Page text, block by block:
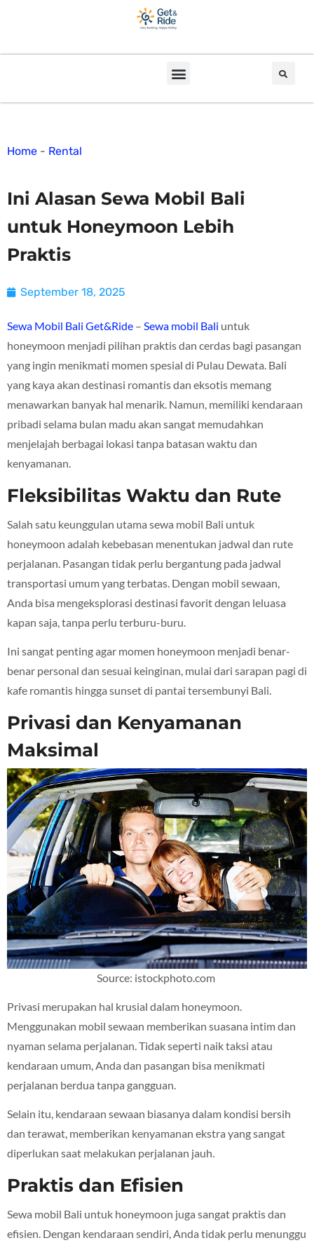
Home - Rental
Ini Alasan Sewa Mobil Bali
untuk Honeymoon Lebih
Praktis
September 18, 2025
Sewa Mobil Bali Get&Ride – Sewa mobil Bali untuk
honeymoon menjadi pilihan praktis dan cerdas bagi pasangan
yang ingin menikmati momen spesial di Pulau Dewata. Bali
yang kaya akan destinasi romantis dan eksotis memang
menawarkan banyak hal menarik. Namun, memiliki kendaraan
pribadi selama bulan madu akan sangat memudahkan
menjelajah berbagai lokasi tanpa batasan waktu dan
kenyamanan.
Fleksibilitas Waktu dan Rute
Salah satu keunggulan utama sewa mobil Bali untuk
honeymoon adalah kebebasan menentukan jadwal dan rute
perjalanan. Pasangan tidak perlu bergantung pada jadwal
transportasi umum yang terbatas. Dengan mobil sewaan,
Anda bisa mengeksplorasi destinasi favorit dengan leluasa
kapan saja, tanpa perlu terburu-buru.
Ini sangat penting agar momen honeymoon menjadi benar-
benar personal dan sesuai keinginan, mulai dari sarapan pagi di
kafe romantis hingga sunset di pantai tersembunyi Bali.
Privasi dan Kenyamanan
Maksimal
Source: istockphoto.com
Privasi merupakan hal krusial dalam honeymoon.
Menggunakan mobil sewaan memberikan suasana intim dan
nyaman selama perjalanan. Tidak seperti naik taksi atau
kendaraan umum, Anda dan pasangan bisa menikmati
perjalanan berdua tanpa gangguan.
Selain itu, kendaraan sewaan biasanya dalam kondisi bersih
dan terawat, memberikan kenyamanan ekstra yang sangat
diperlukan saat melakukan perjalanan jauh.
Praktis dan Efisien
Sewa mobil Bali untuk honeymoon juga sangat praktis dan
efisien. Dengan kendaraan sendiri, Anda tidak perlu menunggu